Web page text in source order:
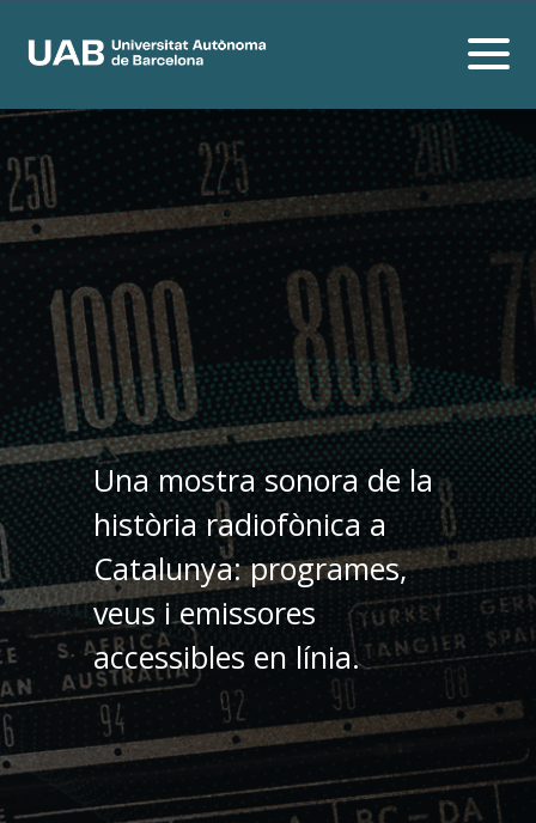
Una mostra sonora de la
història radiofònica a
Catalunya: programes,
veus i emissores
accessibles en línia.